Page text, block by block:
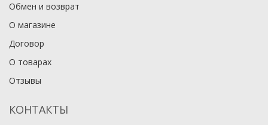
Обмен и возврат
О магазине
Договор
О товарах
Отзывы
КОНТАКТЫ